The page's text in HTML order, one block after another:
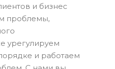
и бизнес
проблемы,
урегулируем
и работаем